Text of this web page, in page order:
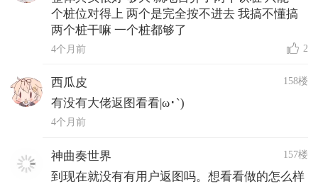
个桩位对得上 两个是完全按不进去 我搞不懂搞
两个桩干嘛 一个桩都够了
4个月前 2
西瓜皮 158楼
有没有大佬返图看看|ω･`)
4个月前
神曲奏世界 157楼
到现在就没有有用户返图吗。想看看做的怎么样